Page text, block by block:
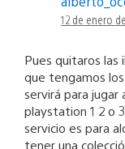
12 de enero
Pues quitaros las
que tengamos
servirá para jugar
playstation 1 2 o
servicio es para
tener una